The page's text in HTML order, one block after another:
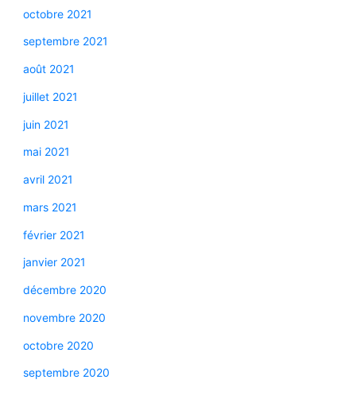
octobre 2021
septembre 2021
août 2021
juillet 2021
juin 2021
mai 2021
avril 2021
mars 2021
février 2021
janvier 2021
décembre 2020
novembre 2020
octobre 2020
septembre 2020